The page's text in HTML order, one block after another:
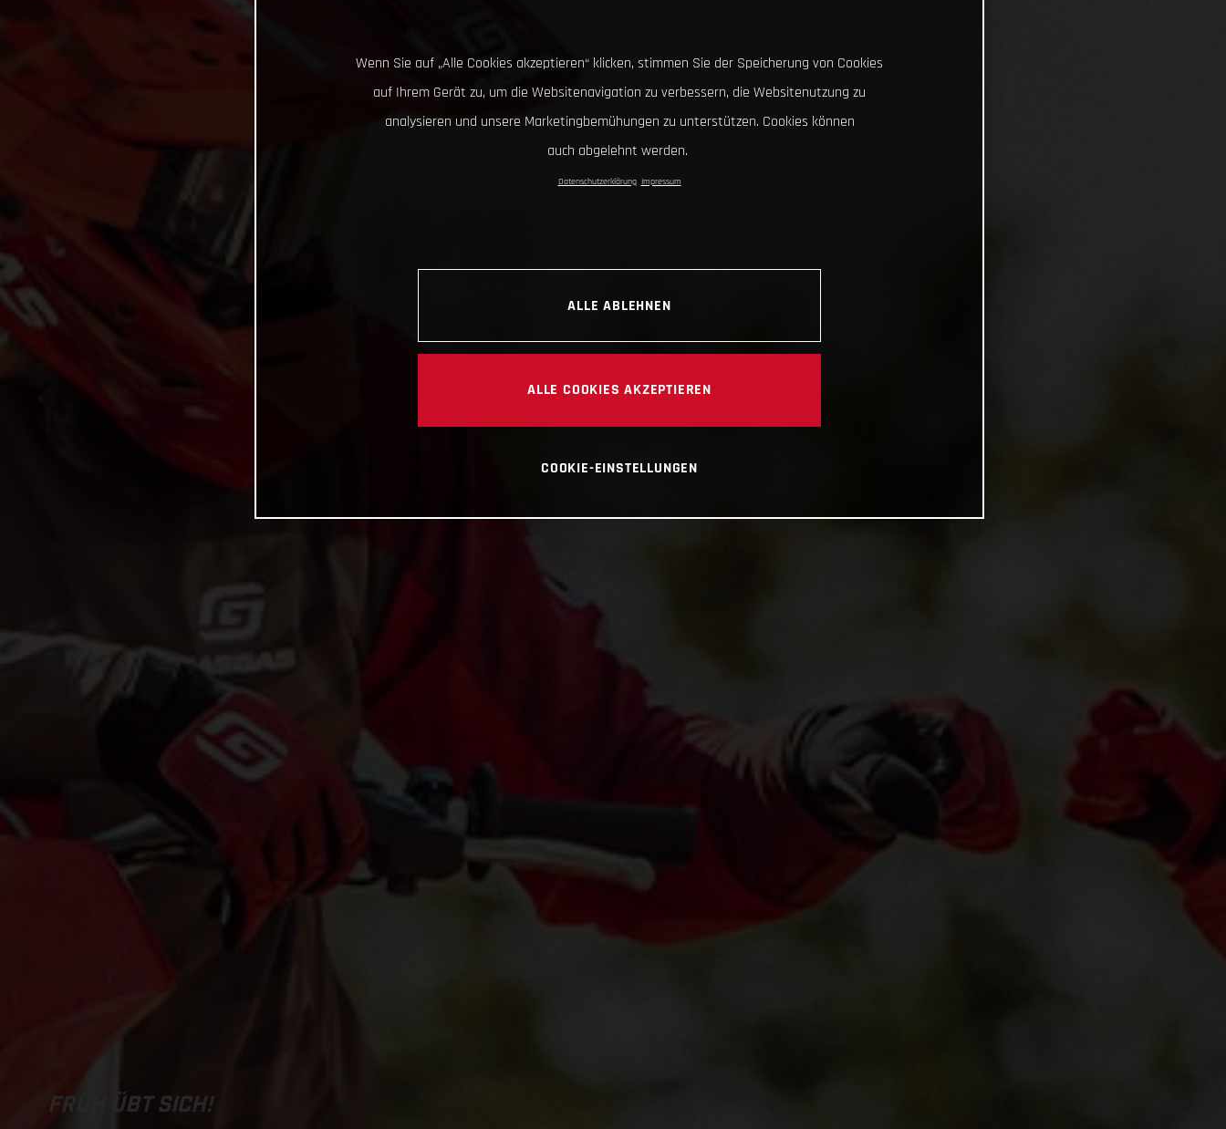
FRÜH ÜBT SICH!
Wenn Sie auf „Alle Cookies akzeptieren“ klicken, stimmen Sie der Speicherung von Cookies
auf Ihrem Gerät zu, um die Websitenavigation zu verbessern, die Websitenutzung zu
analysieren und unsere Marketingbemühungen zu unterstützen. Cookies können
auch abgelehnt werden.
Datenschutzerklärung Impressum
ALLE ABLEHNEN
ALLE COOKIES AKZEPTIEREN
COOKIE-EINSTELLUNGEN